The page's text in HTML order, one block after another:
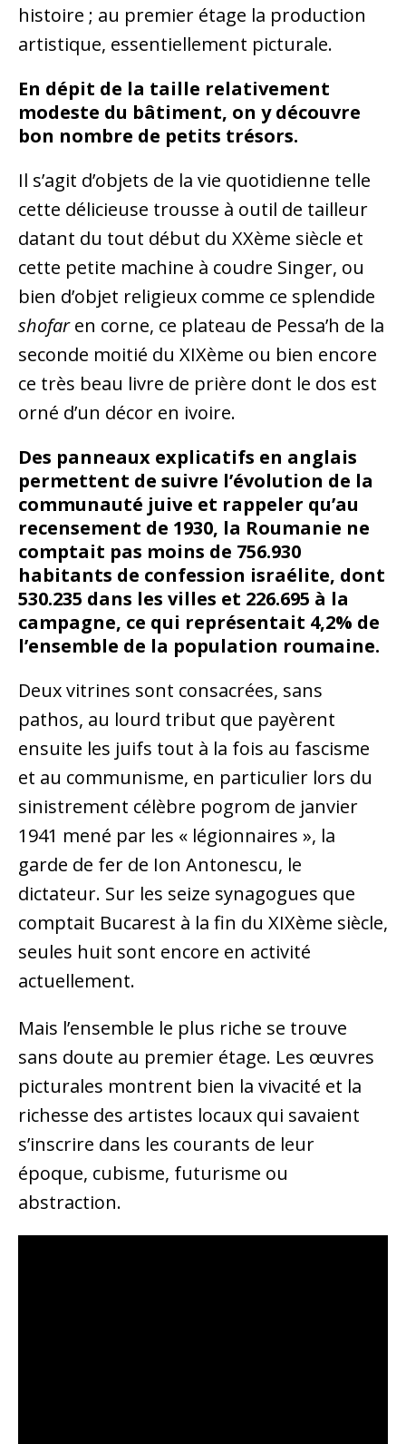
histoire ; au premier étage la production
artistique, essentiellement picturale.
En dépit de la taille relativement
modeste du bâtiment, on y découvre
bon nombre de petits trésors.
Il s’agit d’objets de la vie quotidienne telle
cette délicieuse trousse à outil de tailleur
datant du tout début du XXème siècle et
cette petite machine à coudre Singer, ou
bien d’objet religieux comme ce splendide
shofaren corne, ce plateau de Pessa’h de la
seconde moitié du XIXème ou bien encore
ce très beau livre de prière dont le dos est
orné d’un décor en ivoire.
Des panneaux explicatifs en anglais
permettent de suivre l’évolution de la
communauté juive et rappeler qu’au
recensement de 1930, la Roumanie ne
comptait pas moins de 756.930
habitants de confession israélite, dont
530.235 dans les villes et 226.695 à la
campagne, ce qui représentait 4,2% de
l’ensemble de la population roumaine.
Deux vitrines sont consacrées, sans
pathos, au lourd tribut que payèrent
ensuite les juifs tout à la fois au fascisme
et au communisme, en particulier lors du
sinistrement célèbre pogrom de janvier
1941 mené par les « légionnaires », la
garde de fer de Ion Antonescu, le
dictateur. Sur les seize synagogues que
comptait Bucarest à la fin du XIXème siècle,
seules huit sont encore en activité
actuellement.
Mais l’ensemble le plus riche se trouve
sans doute au premier étage. Les œuvres
picturales montrent bien la vivacité et la
richesse des artistes locaux qui savaient
s’inscrire dans les courants de leur
époque, cubisme, futurisme ou
abstraction.